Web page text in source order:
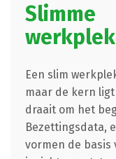
Slimme
Een slim
maar de kern
draait om het
Bezettingsdata,
vormen de basis